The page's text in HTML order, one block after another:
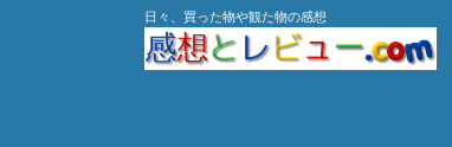
日々、買った物や観た物の感想